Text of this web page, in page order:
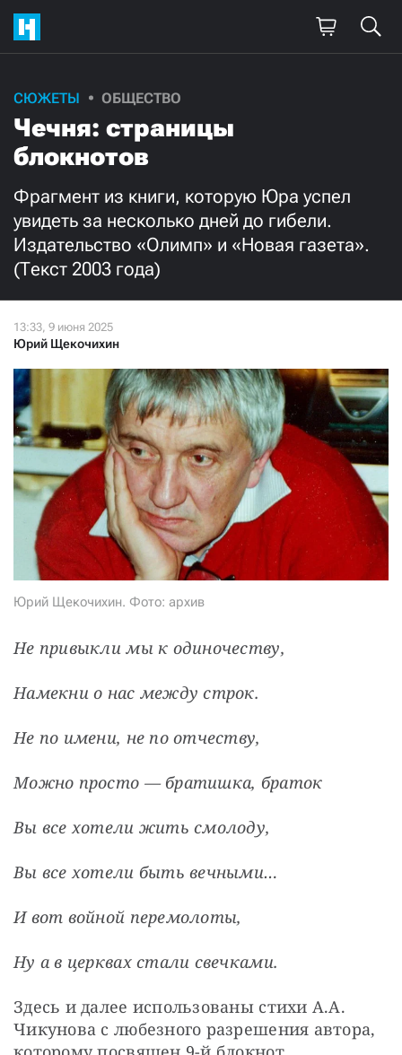
СЮЖЕТЫ ОБЩЕСТВО
Чечня: страницы
блокнотов
Фрагмент из книги, которую Юра успел
увидеть за несколько дней до гибели.
Издательство «Олимп» и «Новая газета».
(Текст 2003 года)
Юрий Щекочихин
Юрий Щекочихин. Фото: архив
Не привыкли мы к одиночеству,
Намекни о нас между строк.
Не по имени, не по отчеству,
Можно просто — братишка, браток
Вы все хотели жить смолоду,
Вы все хотели быть вечными…
И вот войной перемолоты,
Ну а в церквах стали свечками.
Здесь и далее использованы стихи А.А.
Чикунова с любезного разрешения автора,
Поддержите
нашу работу!
Ежемесячно
3000 1000
500
я принимаю
условия и подтверждаю свое гражданство РФ
СТАТЬ СОУЧАСТНИКОМ
ПОДЕЛИТЬСЯ С ДРУЗЬЯМИ
Если у вас есть вопросы, пишите donate@novayagazeta.ruили
звоните:
+7 (929) 612-03-68